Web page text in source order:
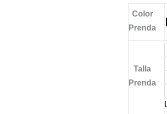
Color
Prenda
Talla
Prenda